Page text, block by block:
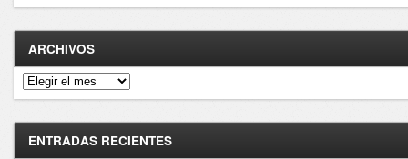
ARCHIVOS
Archivos
ENTRADAS RECIENTES